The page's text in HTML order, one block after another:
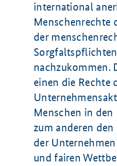
international
Menschenrechte
der
nachzukommen.
einen die Rechte
Menschen in
zum anderen
der
und fairen